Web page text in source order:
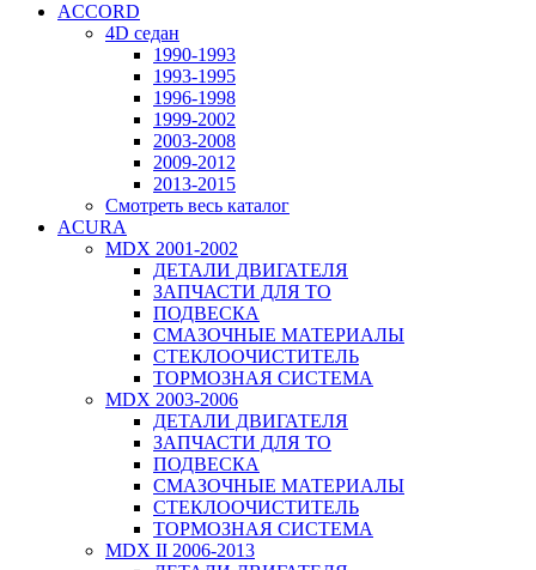
ACCORD
4D седан
1990-1993
1993-1995
1996-1998
1999-2002
2003-2008
2009-2012
2013-2015
Смотреть весь каталог
ACURA
MDX 2001-2002
ДЕТАЛИ ДВИГАТЕЛЯ
ЗАПЧАСТИ ДЛЯ ТО
ПОДВЕСКА
СМАЗОЧНЫЕ МАТЕРИАЛЫ
СТЕКЛООЧИСТИТЕЛЬ
ТОРМОЗНАЯ СИСТЕМА
MDX 2003-2006
ДЕТАЛИ ДВИГАТЕЛЯ
ЗАПЧАСТИ ДЛЯ ТО
ПОДВЕСКА
СМАЗОЧНЫЕ МАТЕРИАЛЫ
СТЕКЛООЧИСТИТЕЛЬ
ТОРМОЗНАЯ СИСТЕМА
MDX II 2006-2013